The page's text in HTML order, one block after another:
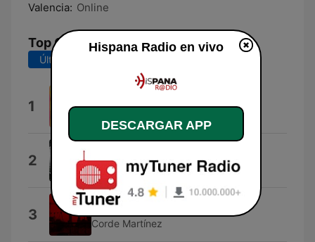
Valencia: Online
Top Canciones
Últimos 7 días
1
2 Monarca el Que Activa Tus Sentidos
3 Crónicas
Corde Martínez
Hispana Radio en vivo
DESCARGAR APP